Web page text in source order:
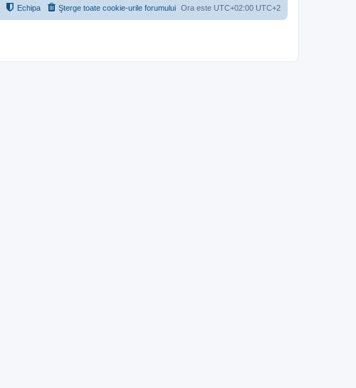
Ora este UTC+02:00 UTC+2
Şterge toate cookie-urile forumului
Echipa